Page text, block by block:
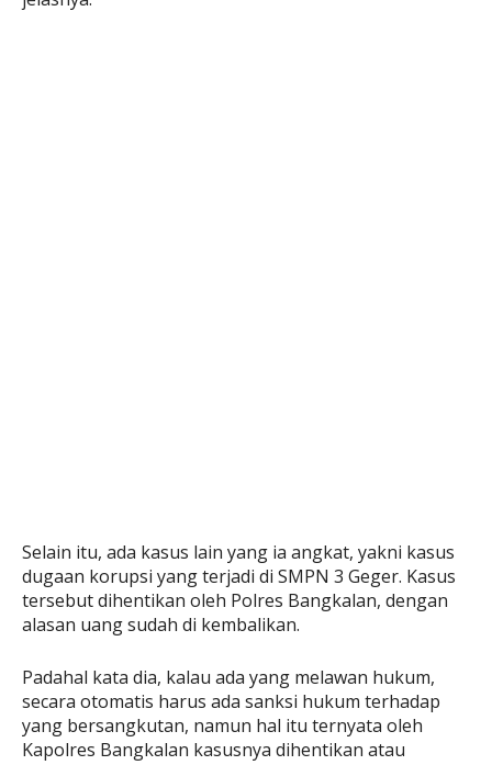
Selain itu, ada kasus lain yang ia angkat, yakni kasus
dugaan korupsi yang terjadi di SMPN 3 Geger. Kasus
tersebut dihentikan oleh Polres Bangkalan, dengan
alasan uang sudah di kembalikan.
Padahal kata dia, kalau ada yang melawan hukum,
secara otomatis harus ada sanksi hukum terhadap
yang bersangkutan, namun hal itu ternyata oleh
Kapolres Bangkalan kasusnya dihentikan atau